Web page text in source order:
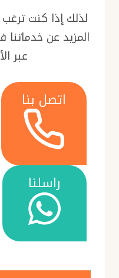
لذلك إذا كنت
المزيد عن خدماتنا
عبر
اتصل بنا
راسلنا